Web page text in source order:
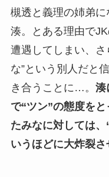
槻透と義理の姉弟
湊。とある理由で
遭遇してしまい、さ
な”という別人だと
き合うことに…。 湊
で“ツン”の態度を
たみなに対しては
いうほどに大炸裂さ